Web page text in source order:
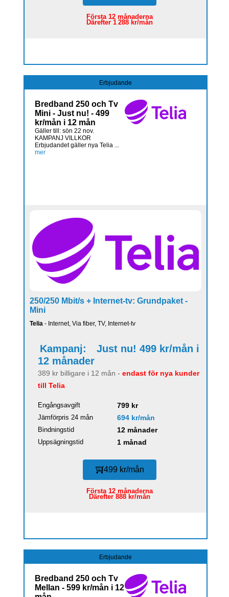
Första 12 månaderna
Därefter 1 288 kr/mån
Erbjudande
Bredband 250 och Tv
Mini - Just nu! - 499
kr/mån i 12 mån
Gäller till: sön 22 nov.
KAMPANJ VILLKOR
Erbjudandet gäller nya Telia ...
mer
250/250 Mbit/s + Internet-tv: Grundpaket -
Mini
Telia - Internet, Via fiber, TV, Internet-tv
Kampanj:
Just nu! 499 kr/mån i
12 månader
389 kr billigare i 12 mån - endast för nya kunder
till Telia
Engångsavgift 799 kr
Jämförpris 24 mån 694 kr/mån
Bindningstid 12 månader
Uppsägningstid 1 månad
499 kr/mån
Första 12 månaderna
Därefter 888 kr/mån
Erbjudande
Bredband 250 och Tv
Mellan - 599 kr/mån i 12